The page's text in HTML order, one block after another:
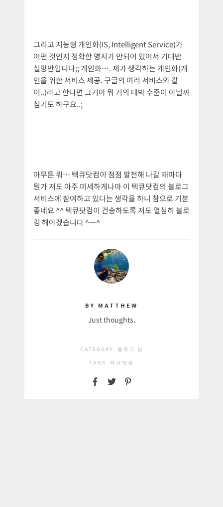
그리고 지능형 개인화(IS, Intelligent Service)가
어떤 것인지 정확한 명시가 안되어 있어서 기대반
실망반입니다;; 개인화…. 제가 생각하는 개인화(개
인을 위한 서비스 제공. 구글의 여러 서비스와 같
이..)라고 한다면 그거야 뭐 거의 대박 수준이 아닐까
싶기도 하구요..;
아무튼 뭐… 텍큐닷컴이 점점 발전해 나갈 때마다
뭔가 저도 아주 미세하게나마 이 텍큐닷컴의 블로그
서비스에 참여하고 있다는 생각을 하니 참으로 기분
좋네요 ^^ 텍큐닷컴이 건승하도록 저도 열심히 블로
깅 해야겠습니다 ^ㅡ^
BY MATTHEW
Just thoughts.
CATEGORY: 블로그 팁
TAGS: 텍큐닷컴